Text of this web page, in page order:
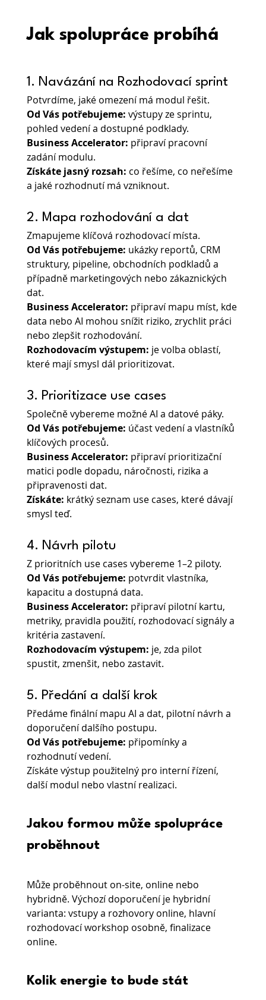
Jak spolupráce probíhá
1. Navázání na Rozhodovací sprint
Potvrdíme, jaké omezení má modul řešit.
Od Vás potřebujeme: výstupy ze sprintu,
pohled vedení a dostupné podklady.
Business Accelerator: připraví pracovní
zadání modulu.
Získáte jasný rozsah: co řešíme, co neřešíme
a jaké rozhodnutí má vzniknout.
2. Mapa rozhodování a dat
Zmapujeme klíčová rozhodovací místa.
Od Vás potřebujeme: ukázky reportů, CRM
struktury, pipeline, obchodních podkladů a
případně marketingových nebo zákaznických
dat.
Business Accelerator: připraví mapu míst, kde
data nebo AI mohou snížit riziko, zrychlit práci
nebo zlepšit rozhodování.
Rozhodovacím výstupem: je volba oblastí,
které mají smysl dál prioritizovat.
3. Prioritizace use cases
Společně vybereme možné AI a datové páky.
Od Vás potřebujeme: účast vedení a vlastníků
klíčových procesů.
Business Accelerator: připraví prioritizační
matici podle dopadu, náročnosti, rizika a
připravenosti dat.
Získáte: krátký seznam use cases, které dávají
smysl teď.
4. Návrh pilotu
Z prioritních use cases vybereme 1–2 piloty.
Od Vás potřebujeme: potvrdit vlastníka,
kapacitu a dostupná data.
Business Accelerator: připraví pilotní kartu,
metriky, pravidla použití, rozhodovací signály a
kritéria zastavení.
Rozhodovacím výstupem: je, zda pilot
spustit, zmenšit, nebo zastavit.
5. Předání a další krok
Předáme finální mapu AI a dat, pilotní návrh a
doporučení dalšího postupu.
Od Vás potřebujeme: připomínky a
rozhodnutí vedení.
Získáte výstup použitelný pro interní řízení,
další modul nebo vlastní realizaci.
Jakou formou může spolupráce
proběhnout
Může proběhnout on-site, online nebo
hybridně. Výchozí doporučení je hybridní
varianta: vstupy a rozhovory online, hlavní
rozhodovací workshop osobně, finalizace
online.
Kolik energie to bude stát